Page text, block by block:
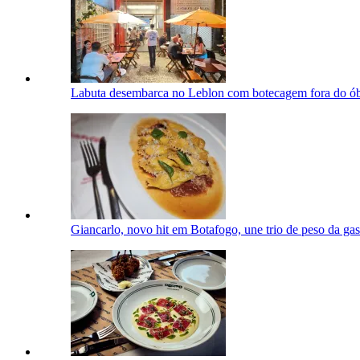
Labuta desembarca no Leblon com botecagem fora do
Giancarlo, novo hit em Botafogo, une trio de peso da